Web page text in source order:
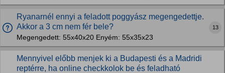
Ryanarnél ennyi a feladott poggyász megengedettje.
Akkor a 3 cm nem fér bele?
Megengedett: 55x40x20 Enyém: 55x35x23
13
Mennyivel előbb menjek ki a Budapesti és a Madridi
reptérre, ha online checkkolok be és feladható